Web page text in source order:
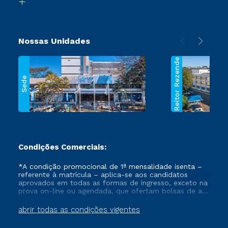
decisões com ética
Nossas Unidades
Sede Reitor Rezende
Condições Comerciais:
abrir todas as condições vigentes
*A condição promocional de 1ª mensalidade isenta –
referente à matrícula – aplica-se aos candidatos
aprovados em todas as formas de ingresso, exceto na
prova on-line ou agendada, que ofertam bolsas de até
vigente, que ainda não tenham efetivado e/ou não
tenham cancelado ou trancado sua matrícula em uma